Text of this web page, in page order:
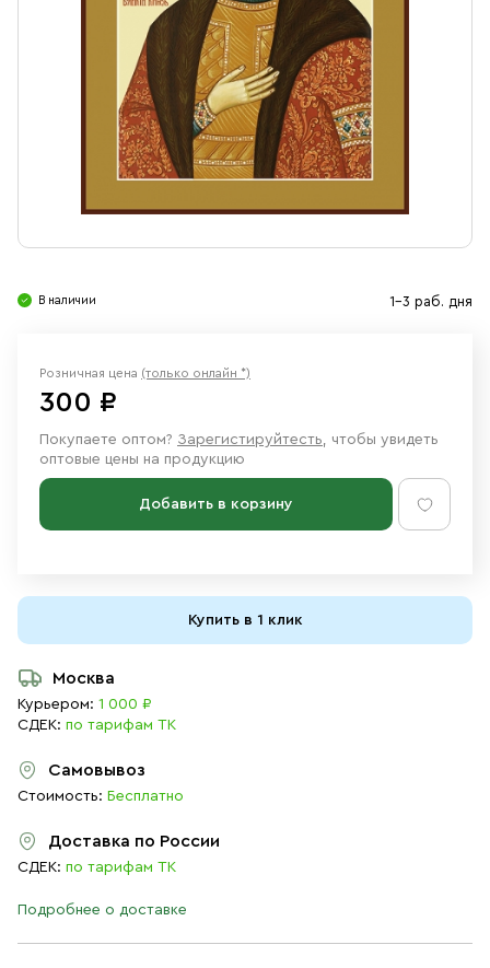
Ювелирные изделия
В наличии 1-3 раб. дня
Розничная цена (только онлайн *)
300 ₽
Покупаете оптом? Зарегистируйтесть, чтобы увидеть
оптовые цены на продукцию
Добавить в корзину
Купить в 1 клик
Москва
Курьером: 1 000 ₽
СДЕК: по тарифам ТК
Самовывоз
Стоимость: Бесплатно
Доставка по России
СДЕК: по тарифам ТК
Подробнее о доставке